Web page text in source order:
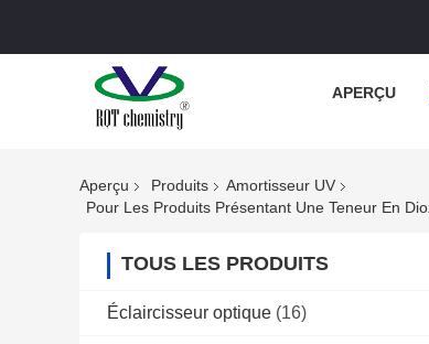
APERÇU
Aperçu Produits
Amortisseur UV
TOUS LES PRODUITS
Éclaircisseur optique (16)